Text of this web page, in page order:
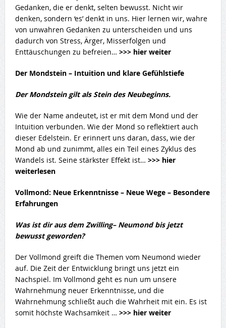
Gedanken, die er denkt, selten bewusst. Nicht wir
denken, sondern ‘es’ denkt in uns. Hier lernen wir, wahre
von unwahren Gedanken zu unterscheiden und uns
dadurch von Stress, Ärger, Misserfolgen und
Enttäuschungen zu befreien… >>> hier weiter
Der Mondstein – Intuition und klare Gefühlstiefe
Der Mondstein gilt als Stein des Neubeginns.
Wie der Name andeutet, ist er mit dem Mond und der
Intuition verbunden. Wie der Mond so reflektiert auch
dieser Edelstein. Er erinnert uns daran, dass, wie der
Mond ab und zunimmt, alles ein Teil eines Zyklus des
Wandels ist. Seine stärkster Effekt ist… >>> hier
weiterlesen
Vollmond: Neue Erkenntnisse – Neue Wege – Besondere
Erfahrungen
Was ist dir aus dem Zwilling– Neumond bis jetzt
bewusst geworden?
Der Vollmond greift die Themen vom Neumond wieder
auf. Die Zeit der Entwicklung bringt uns jetzt ein
Nachspiel. Im Vollmond geht es nun um unsere
Wahrnehmung neuer Erkenntnisse, und die
Wahrnehmung schließt auch die Wahrheit mit ein. Es ist
somit höchste Wachsamkeit … >>> hier weiter